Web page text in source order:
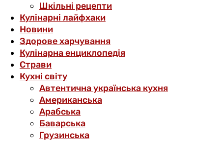
Шкільні рецепти
Кулінарні лайфхаки
Новини
Здорове харчування
Кулінарна енциклопедія
Страви
Кухні світу
Автентична українська кухня
Американська
Арабська
Баварська
Грузинська